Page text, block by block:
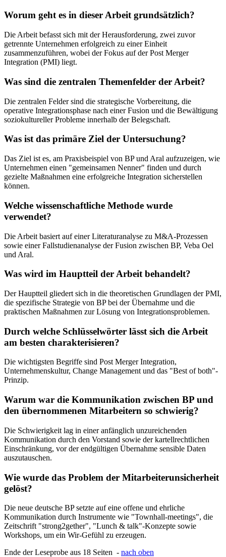
Worum geht es in dieser Arbeit grundsätzlich?
Die Arbeit befasst sich mit der Herausforderung, zwei zuvor
getrennte Unternehmen erfolgreich zu einer Einheit
zusammenzuführen, wobei der Fokus auf der Post Merger
Integration (PMI) liegt.
Was sind die zentralen Themenfelder der Arbeit?
Die zentralen Felder sind die strategische Vorbereitung, die
operative Integrationsphase nach einer Fusion und die Bewältigung
soziokultureller Probleme innerhalb der Belegschaft.
Was ist das primäre Ziel der Untersuchung?
Das Ziel ist es, am Praxisbeispiel von BP und Aral aufzuzeigen, wie
Unternehmen einen "gemeinsamen Nenner" finden und durch
gezielte Maßnahmen eine erfolgreiche Integration sicherstellen
können.
Welche wissenschaftliche Methode wurde
verwendet?
Die Arbeit basiert auf einer Literaturanalyse zu M&A-Prozessen
sowie einer Fallstudienanalyse der Fusion zwischen BP, Veba Oel
und Aral.
Was wird im Hauptteil der Arbeit behandelt?
Der Hauptteil gliedert sich in die theoretischen Grundlagen der PMI,
die spezifische Strategie von BP bei der Übernahme und die
praktischen Maßnahmen zur Lösung von Integrationsproblemen.
Durch welche Schlüsselwörter lässt sich die Arbeit
am besten charakterisieren?
Die wichtigsten Begriffe sind Post Merger Integration,
Unternehmenskultur, Change Management und das "Best of both"-
Prinzip.
Warum war die Kommunikation zwischen BP und
den übernommenen Mitarbeitern so schwierig?
Die Schwierigkeit lag in einer anfänglich unzureichenden
Kommunikation durch den Vorstand sowie der kartellrechtlichen
Einschränkung, vor der endgültigen Übernahme sensible Daten
auszutauschen.
Wie wurde das Problem der Mitarbeiterunsicherheit
gelöst?
Die neue deutsche BP setzte auf eine offene und ehrliche
Kommunikation durch Instrumente wie "Townhall-meetings", die
Zeitschrift "strong2gether", "Lunch & talk"-Konzepte sowie
Workshops, um ein Wir-Gefühl zu erzeugen.
Ende der Leseprobe aus 18 Seiten - nach oben